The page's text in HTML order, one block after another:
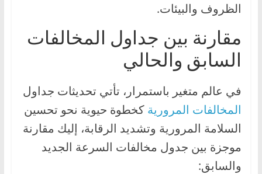
الظروف والبيئات.
مقارنة بين جداول المخالفات
السابق والحالي
في عالم متغير باستمرار، تأتي تحديثات جداول
المخالفات المرورية كخطوة حيوية نحو تحسين
السلامة المرورية وتشديد الرقابة، إليك مقارنة
موجزة بين جدول مخالفات السرعة الجديد
والسابق: